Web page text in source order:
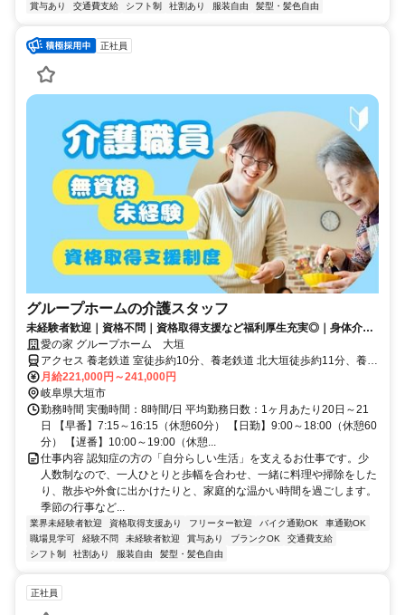
賞与あり
交通費支給 シフト制 社割あり 服装自由 髪型・髪色自由
正社員
グループホームの介護スタッフ
未経験者歓迎｜資格不問｜資格取得支援など福利厚生充実◎｜身体介助
少なめ（対話が中心）
愛の家 グループホーム 大垣
アクセス 養老鉄道 室徒歩約10分、養老鉄道 北大垣徒歩約11分、養老
鉄道 西大垣徒歩約19分 養老線「室駅」「北大垣駅」より徒歩10分
月給221,000円～241,000円
岐阜県大垣市
勤務時間 実働時間：8時間/日 平均勤務日数：1ヶ月あたり20日～21
日 【早番】7:15～16:15（休憩60分） 【日勤】9:00～18:00（休憩60
分） 【遅番】10:00～19:00（休憩...
仕事内容 認知症の方の「自分らしい生活」を支えるお仕事です。少
人数制なので、一人ひとりと歩幅を合わせ、一緒に料理や掃除をした
り、散歩や外食に出かけたりと、家庭的な温かい時間を過ごします。
季節の行事など...
業界未経験者歓迎 資格取得支援あり フリーター歓迎 バイク通勤OK
車通勤OK
職場見学可
経験不問 未経験者歓迎 賞与あり ブランクOK
交通費支給
シフト制
社割あり 服装自由 髪型・髪色自由
正社員